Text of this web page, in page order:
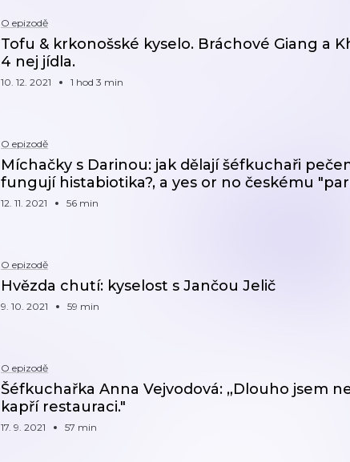
O epizodě
Tofu & krkonošské kyselo. Bráchové Giang a
4 nej jídla.
10. 12. 2021 1 hod 3 min
O epizodě
Míchačky s Darinou: jak dělají šéfkuchaři
fungují histabiotika?, a yes or no českému
12. 11. 2021 56 min
O epizodě
Hvězda chutí: kyselost s Jančou Jelič
9. 10. 2021 59 min
O epizodě
Šéfkuchařka Anna Vejvodová: „Dlouho jsem
kapří restauraci."
17. 9. 2021 57 min